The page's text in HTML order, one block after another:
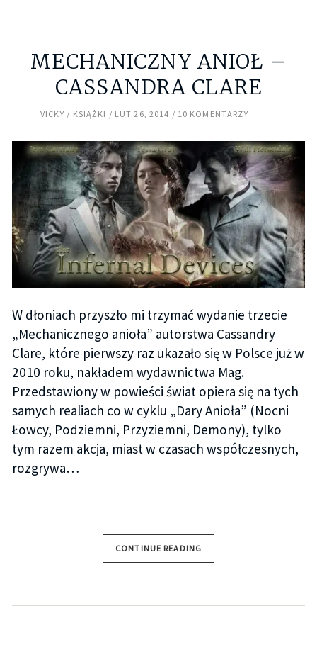
MECHANICZNY ANIOŁ –
CASSANDRA CLARE
VICKY KSIĄŻKI LUT 26, 2014 10 KOMENTARZY
W dłoniach przyszło mi trzymać wydanie trzecie
„Mechanicznego anioła” autorstwa Cassandry
Clare, które pierwszy raz ukazało się w Polsce już w
2010 roku, nakładem wydawnictwa Mag.
Przedstawiony w powieści świat opiera się na tych
samych realiach co w cyklu „Dary Anioła” (Nocni
Łowcy, Podziemni, Przyziemni, Demony), tylko
tym razem akcja, miast w czasach współczesnych,
rozgrywa…
CONTINUE READING